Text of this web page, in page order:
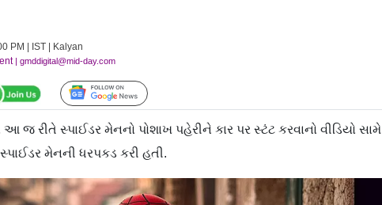
PM | IST | Kalyan
| gmddigital@mid-day.com
Follow Us
જ રીતે સ્પાઈડર મેનનો પોશાખ પહેરીને કાર પર સ્ટંટ કરવાનો વીડિયો સામે
મેનની ધરપકડ કરી હતી.